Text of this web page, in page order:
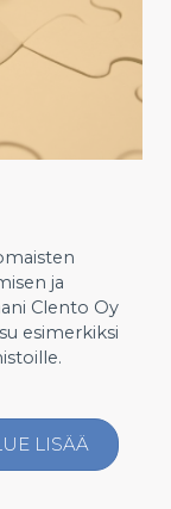
ja
Clento Oy
esimerkiksi
LISÄÄ